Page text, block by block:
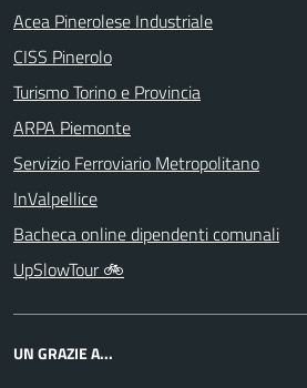
Acea Pinerolese Industriale
CISS Pinerolo
Turismo Torino e Provincia
ARPA Piemonte
Servizio Ferroviario Metropolitano
InValpellice
Bacheca online dipendenti comunali
UpSlowTour 🚲
UN GRAZIE A...